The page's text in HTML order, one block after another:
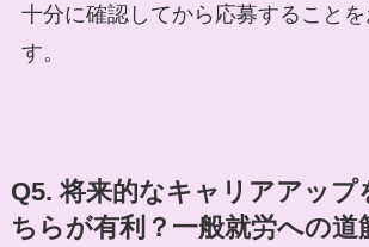
十分に確認してから応募することを
す。
Q5. 将来的なキャリアアップ
ちらが有利？一般就労への道